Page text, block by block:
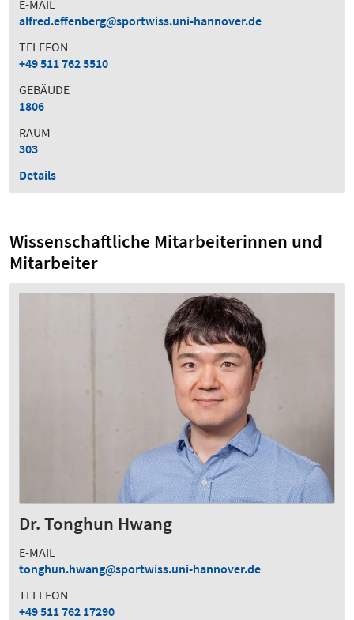
E-MAIL
alfred.effenberg
sportwiss.uni-hannover.de
TELEFON
+49 511 762 5510
GEBÄUDE
1806
RAUM
303
Details
Wissenschaftliche Mitarbeiterinnen und
Mitarbeiter
Dr. Tonghun Hwang
E-MAIL
tonghun.hwang
sportwiss.uni-hannover.de
TELEFON
+49 511 762 17290